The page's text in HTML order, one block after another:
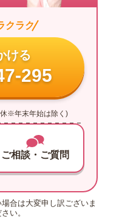
クラク
ける
295
※年末年始は除く)
ご相談・ご質問
合は大変申し訳ございま
い。